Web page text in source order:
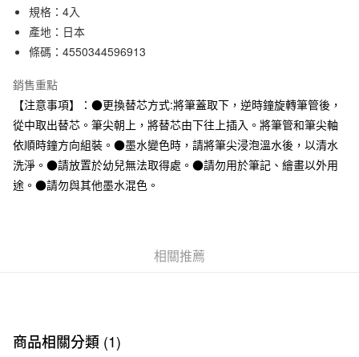
合作金庫商業銀行
華南商業銀行
上海商業儲蓄銀行
臺灣中小企業銀行
匯豐（台灣）商業銀行
華泰商業銀行
聯邦商業銀行
遠東國際商業銀行
元大商業銀行
永豐商業銀行
玉山商業銀行
星展（台灣）商業銀行
台新國際商業銀行
中國信託商業銀行
台灣樂天信用卡公司
超商取貨付款
LINE Pay
Apple Pay
街口支付
悠遊付
運送方式
規格：4入
產地：日本
條碼：4550344596913
銷售重點
【注意事項】：●更換替芯方式:將筆蓋取下，逆時鐘旋轉筆管後，
從中取出替芯。筆尖朝上，將替芯由下往上插入。將筆管和筆尖軸
依順時鐘方向組裝。●墨水變色時，請將筆尖浸泡溫水後，以清水
洗淨。●請放置於幼兒無法取得處。●請勿用於筆記、繪畫以外用
途。●請勿與其他墨水混色。
相關推薦
商品相關分類 (1)